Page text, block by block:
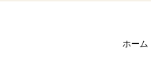
ホーム